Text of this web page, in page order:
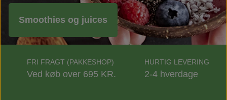
Smoothies og juices
FRI FRAGT (PAKKESHOP)
Ved køb over 695 KR.
HURTIG LEVERING
2-4 hverdage